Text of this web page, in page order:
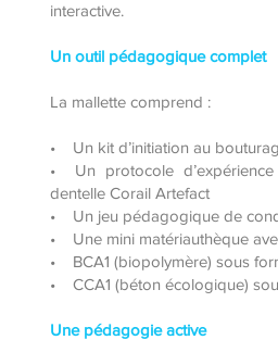
interactive.
Un outil pédagogique complet
La mallette comprend :
• Un kit d’initiation au
• Un protocole
dentelle Corail Artefact
• Un jeu pédagogique de
• Une mini matériauthèque
• BCA1 (biopolymère) sous
• CCA1 (béton écologique)
Une pédagogie active